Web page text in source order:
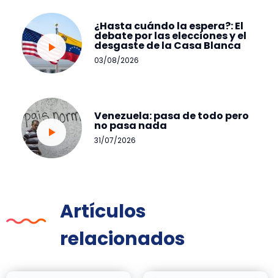
¿Hasta cuándo la espera?: El
debate por las elecciones y el
desgaste de la Casa Blanca
03/08/2026
Venezuela: pasa de todo pero
no pasa nada
31/07/2026
Artículos
relacionados